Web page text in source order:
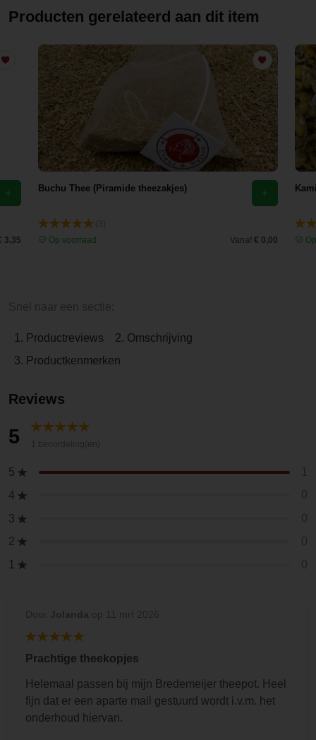
Producten gerelateerd aan dit item
3,35
Buchu Thee (Piramide theezakjes)
Op voorraad
Vanaf € 0,00
1. Productreviews
2. Omschrijving
3. Productkenmerken
Reviews
5
5
4
3
2
1
Prachtige theekopjes
Helemaal passen bij mijn Bredemeijer theepot. Heel
fijn dat er een aparte mail gestuurd wordt i.v.m. het
onderhoud hiervan.